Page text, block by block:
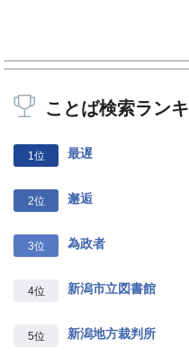
ことば検索ラン
1位 最遅
2位 邂逅
3位 為政者
4位 新潟市立図書館
5位 新潟地方裁判所